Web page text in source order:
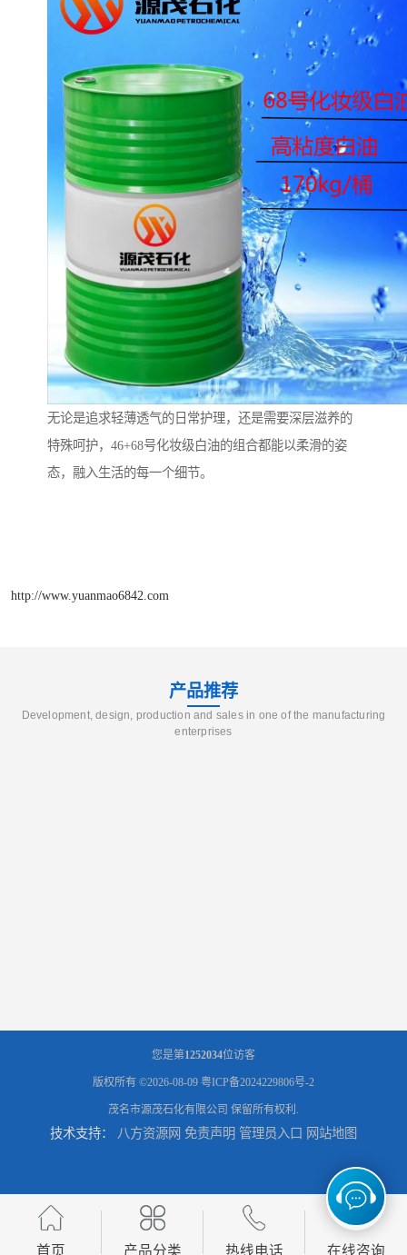
无论是追求轻薄透气的日常护理，还是需要深层滋养的
特殊呵护，46+68号化妆级白油的组合都能以柔滑的姿
态，融入生活的每一个细节。
http://www.yuanmao6842.com
产品推荐
Development, design, production and sales in one of the manufacturing
enterprises
您是第1252034位访客
版权所有 ©2026-08-09 粤ICP备2024229806号-2
茂名市源茂石化有限公司 保留所有权利.
技术支持： 八方资源网 免责声明 管理员入口 网站地图
首页 产品分类 热线电话 在线咨询